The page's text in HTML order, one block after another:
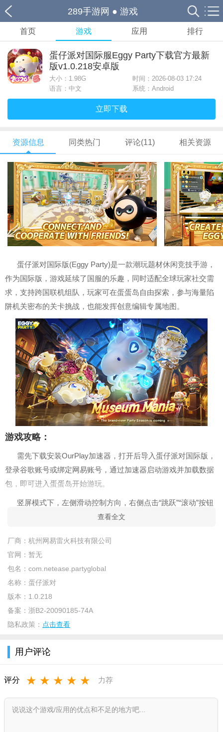
289手游网 ● 游戏
首页 游戏 应用 排行
蛋仔派对国际服Eggy Party下载官方最新
版v1.0.218安卓版
大小： 1.98G
时间：2026-08-03 17:24
语言：中文
系统：Android
立即下载
资源信息 同类热门 评论(11) 相关资源
蛋仔派对国际版(Eggy Party)是一款潮玩题材休闲竞技手游，
作为国际版，游戏延续了国服的乐趣， 同时适配全球玩家社交需
求，支持跨国联机组队， 玩家可在蛋蛋岛自由探索，参与海量陷
阱机关密布的关卡挑战，也能发挥创意编辑专属地图。
游戏攻略：
需先下载安装OurPlay加速器，打开后导入蛋仔派对国际版，
登录谷歌账号或绑定网易账号，通过加速器启动游戏并加载数据
包，即可进入蛋蛋岛开始游玩。
竖屏模式下，左侧滑动控制方向，右侧点击“跳跃”“滚动”按钮
执行动作;滚动状态下速度更快，但操控精度降低，适合长距离移
关卡中会随机刷新各类道具，加速道具适合直线赛道冲刺，
瓶盖是主要免费货币，通过完成每日任务、参与关卡挑战、
活动奖励获取，可用于购买瓶盖盲盒。
新手优先使用瓶盖抽取普通盲盒，积累基础装扮;。
陷阱等基础道具，设置清晰的通关路线。
查看全文
厂商： 杭州网易雷火科技有限公司
官网： 暂无
包名： com.netease.partyglobal
名称： 蛋仔派对
版本： 1.0.218
备案： 浙B2-20090185-74A
隐私政策： 点击查看
用户评论
评分 ★ ★ ★ ★ ★ 力荐